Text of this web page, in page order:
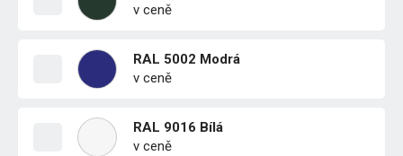
v ceně
RAL 5002 Modrá
v ceně
RAL 9016 Bílá
v ceně